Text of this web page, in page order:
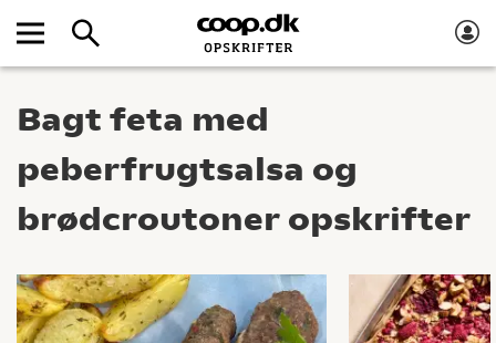
Bagt feta med
peberfrugtsalsa og
brødcroutoner opskrifter